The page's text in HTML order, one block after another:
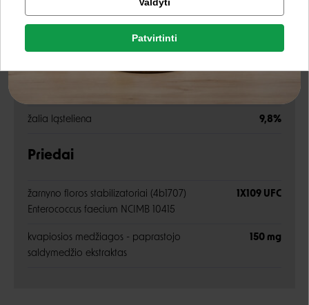
Rašyti atsiliepimą
žalia ląsteliena 9,8%
Priedai
žarnyno floros stabilizatoriai (4b1707)
Enterococcus faecium NCIMB 10415
1X109 UFC
kvapiosios medžiagos - paprastojo
saldymedžio ekstraktas
150 mg
Rašyti atsiliepimą
Facebook
Negalite prisijungti prie paskyros?
Patvirtinti